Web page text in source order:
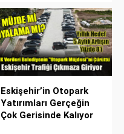
Eskişehir’in Otopark
Yatırımları Gerçeğin
Çok Gerisinde Kalıyor